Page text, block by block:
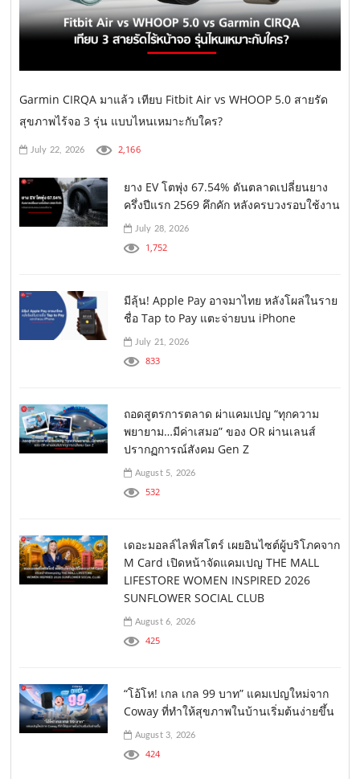
Garmin CIRQA มาแล้ว เทียบ Fitbit Air vs WHOOP 5.0 สายรัด
สุขภาพไร้จอ 3 รุ่น แบบไหนเหมาะกับใคร?
July 22, 2026 2,166
ยาง EV โตพุ่ง 67.54% ดันตลาดเปลี่ยนยาง
ครึ่งปีแรก 2569 คึกคัก หลังครบวงรอบใช้งาน
July 28, 2026
1,752
มีลุ้น! Apple Pay อาจมาไทย หลังโผล่ในราย
ชื่อ Tap to Pay แตะจ่ายบน iPhone
July 21, 2026
833
ถอดสูตรการตลาด ผ่าแคมเปญ “ทุกความ
พยายาม…มีค่าเสมอ” ของ OR ผ่านเลนส์
ปรากฏการณ์สังคม Gen Z
August 5, 2026
532
เดอะมอลล์ไลฟ์สโตร์ เผยอินไซต์ผู้บริโภคจาก
M Card เปิดหน้าจัดแคมเปญ THE MALL
LIFESTORE WOMEN INSPIRED 2026
SUNFLOWER SOCIAL CLUB
August 6, 2026
425
“โอ้โห! เกล เกล 99 บาท” แคมเปญใหม่จาก
Coway ที่ทำให้สุขภาพในบ้านเริ่มต้นง่ายขึ้น
August 3, 2026
424